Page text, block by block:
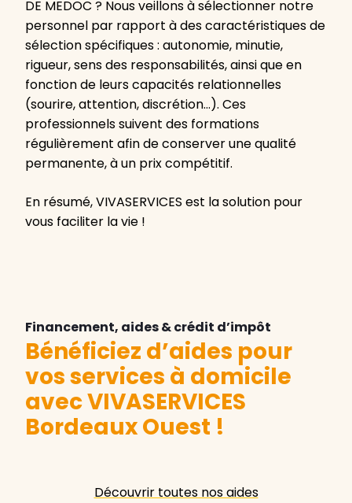
DE MEDOC ? Nous veillons à sélectionner notre
personnel par rapport à des caractéristiques de
sélection spécifiques : autonomie, minutie,
rigueur, sens des responsabilités, ainsi que en
fonction de leurs capacités relationnelles
(sourire, attention, discrétion…). Ces
professionnels suivent des formations
régulièrement afin de conserver une qualité
permanente, à un prix compétitif.
En résumé, VIVASERVICES est la solution pour
vous faciliter la vie !
Financement, aides & crédit d’impôt
Bénéficiez d’aides pour
vos services à domicile
avec VIVASERVICES
Bordeaux Ouest !
Découvrir toutes nos aides